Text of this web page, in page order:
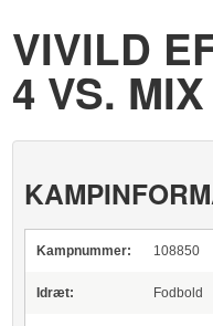
VIVILD
4 VS. MIX
Kampnummer: 108850
Idræt: Fodbold